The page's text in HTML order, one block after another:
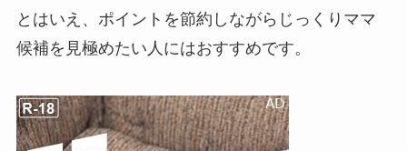
とはいえ、ポイントを節約しながらじっくりママ
候補を見極めたい人にはおすすめです。